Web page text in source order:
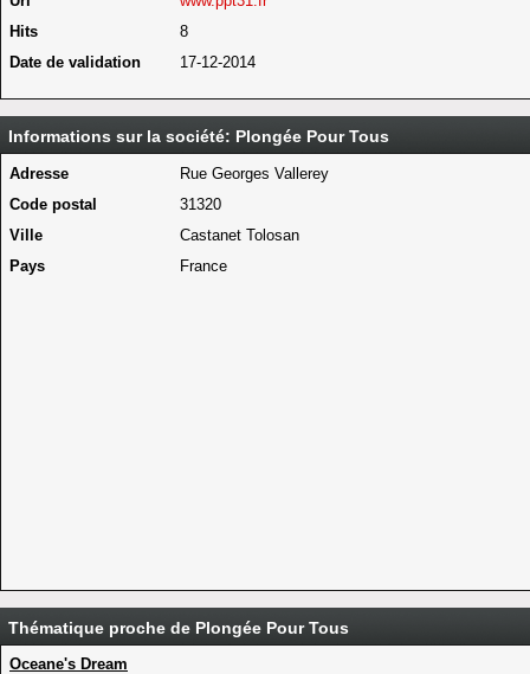
Hits
8
Date de validation
17-12-2014
Informations sur la société: Plongée Pour Tous
Adresse
Rue Georges Vallerey
Code postal
31320
Ville
Castanet Tolosan
Pays
France
Thématique proche de Plongée Pour Tous
Oceane's Dream